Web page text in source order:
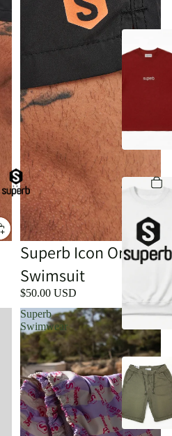
Superb Icon Orange
Swimsuit
$50.00 USD
Superb
Swimwear